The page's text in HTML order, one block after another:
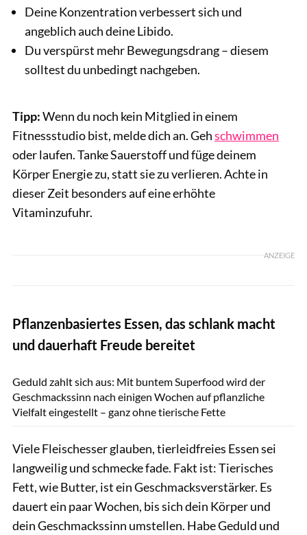
Deine Konzentration verbessert sich und
angeblich auch deine Libido.
Du verspürst mehr Bewegungsdrang – diesem
solltest du unbedingt nachgeben.
Tipp:Wenn du noch kein Mitglied in einem
Fitnessstudio bist, melde dich an. Gehschwimmen
oder laufen. Tanke Sauerstoff und füge deinem
Körper Energie zu, statt sie zu verlieren. Achte in
dieser Zeit besonders auf eine erhöhte
Vitaminzufuhr.
ANZEIGE
Pflanzenbasiertes Essen, das schlank macht
und dauerhaft Freude bereitet
Geduld zahlt sich aus: Mit buntem Superfood wird der
Geschmackssinn nach einigen Wochen auf pflanzliche
Vielfalt eingestellt – ganz ohne tierische Fette
Viele Fleischesser glauben, tierleidfreies Essen sei
langweilig und schmecke fade. Fakt ist: Tierisches
Fett, wie Butter, ist ein Geschmacksverstärker. Es
dauert ein paar Wochen, bis sich dein Körper und
dein Geschmackssinn umstellen. Habe Geduld und